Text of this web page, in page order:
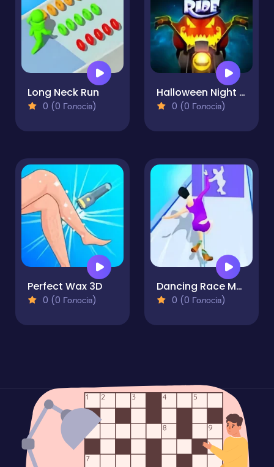
Long Neck Run
0 (0 Голосів)
Halloween Night Ride
0 (0 Голосів)
Perfect Wax 3D
0 (0 Голосів)
Dancing Race Match
0 (0 Голосів)